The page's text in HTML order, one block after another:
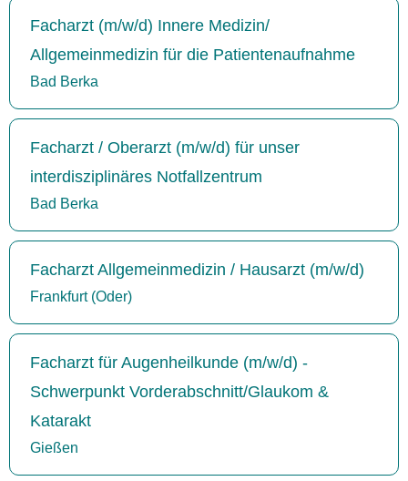
Facharzt (m/w/d) Innere Medizin/
Allgemeinmedizin für die Patientenaufnahme
Bad Berka
Facharzt / Oberarzt (m/w/d) für unser
interdisziplinäres Notfallzentrum
Bad Berka
Facharzt Allgemeinmedizin / Hausarzt (m/w/d)
Frankfurt (Oder)
Facharzt für Augenheilkunde (m/w/d) -
Schwerpunkt Vorderabschnitt/Glaukom &
Katarakt
Gießen